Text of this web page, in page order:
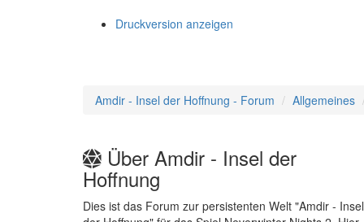
Druckversion anzeigen
Amdir - Insel der Hoffnung - Forum Allgemeines
Über Amdir - Insel der
Hoffnung
Dies ist das Forum zur persistenten Welt "Amdir - Insel